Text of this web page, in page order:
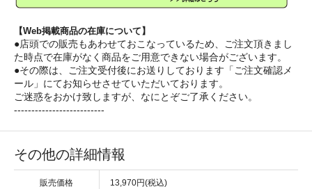
【Web掲載商品の在庫について】
●店頭での販売もあわせておこなっているため、ご注文頂きまし
た時点で在庫がなく商品をご用意できない場合がございます。
●その際は、ご注文受付後にお送りしております「ご注文確認メ
ール」にてお知らせさせていただいております。
ご迷惑をおかけ致しますが、なにとぞご了承ください。
--------------------------
その他の詳細情報
販売価格 13,970円(税込)